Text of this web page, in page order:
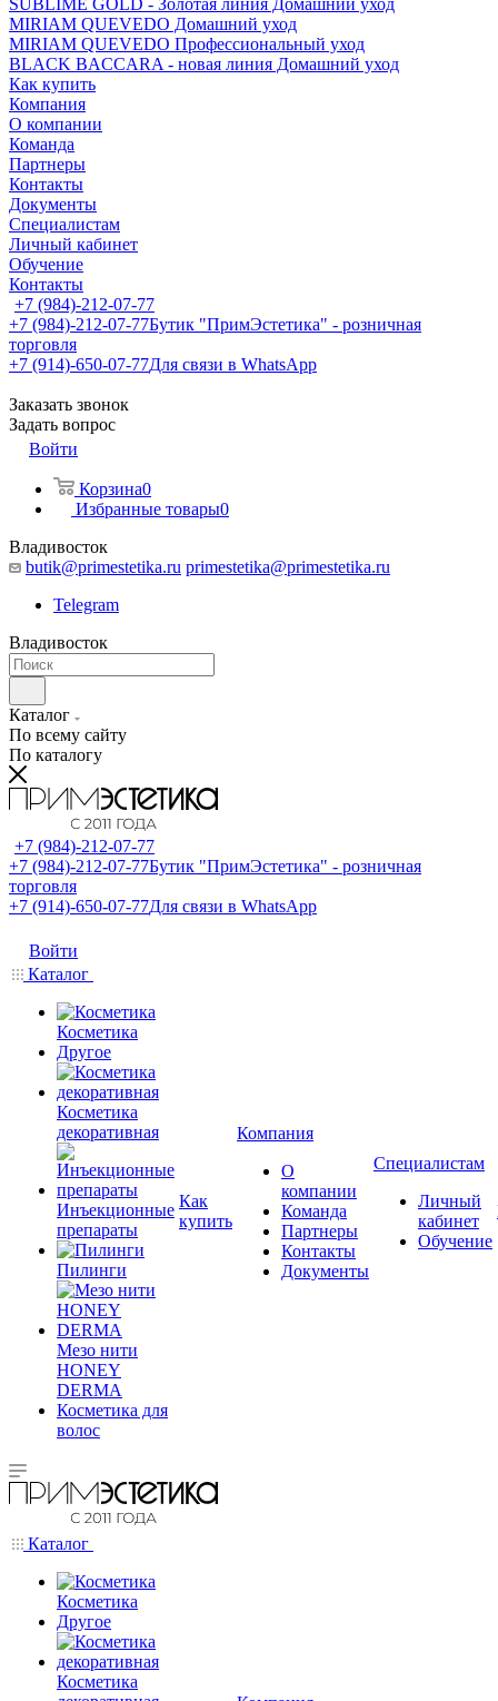
SUBLIME GOLD - Золотая линия Домашний уход
MIRIAM QUEVEDO Домашний уход
MIRIAM QUEVEDO Профессиональный уход
BLACK BACCARA - новая линия Домашний уход
Как купить
Компания
О компании
Команда
Партнеры
Контакты
Документы
Специалистам
Личный кабинет
Обучение
Контакты
+7 (984)-212-07-77
+7 (984)-212-07-77Бутик "ПримЭстетика" - розничная
торговля
+7 (914)-650-07-77Для связи в WhatsApp
Заказать звонок
Задать вопрос
Войти
Корзина0
Избранные товары0
Владивосток
butik@primestetika.ru primestetika@primestetika.ru
Telegram
Владивосток
Каталог
По всему сайту
По каталогу
+7 (984)-212-07-77
+7 (984)-212-07-77Бутик "ПримЭстетика" - розничная
торговля
+7 (914)-650-07-77Для связи в WhatsApp
Войти
Каталог
Косметика
Другое
Косметика
декоративная
Инъекционные
препараты
Пилинги
Мезо нити
HONEY
DERMA
Косметика для
волос
Как
купить
Компания
О
компании
Команда
Партнеры
Контакты
Документы
Специалистам
Личный
кабинет
Обучение
Каталог
Косметика
Другое
Косметика